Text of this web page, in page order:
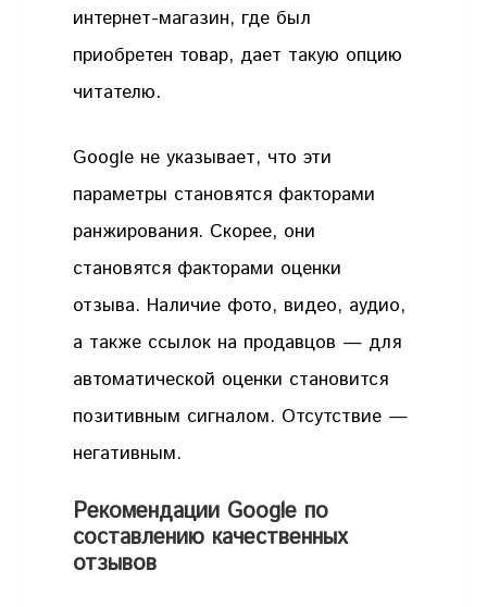
интернет-магазин, где был
приобретен товар, дает такую опцию
читателю.
Google не указывает, что эти
параметры становятся факторами
ранжирования. Скорее, они
становятся факторами оценки
отзыва. Наличие фото, видео, аудио,
а также ссылок на продавцов — для
автоматической оценки становится
позитивным сигналом. Отсутствие —
негативным.
Рекомендации Google по
составлению качественных
отзывов